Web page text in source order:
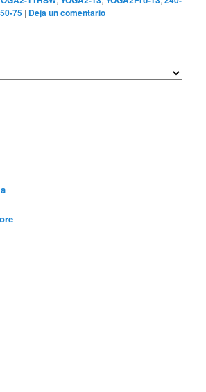
75 | Deja un comentario